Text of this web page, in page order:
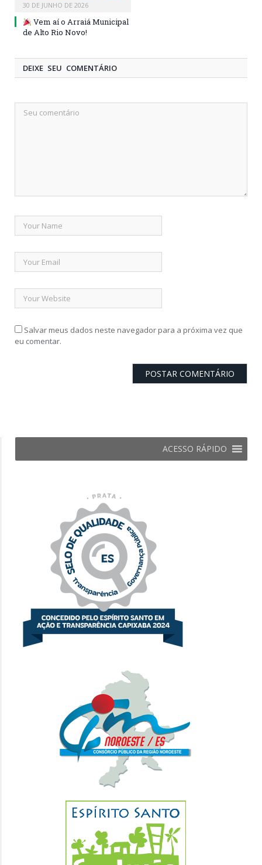
30 DE JUNHO DE 2026
Vem aí o Arraiá Municipal
de Alto Rio Novo!
DEIXE SEU COMENTÁRIO
Salvar meus dados neste navegador para a próxima vez que
eu comentar.
ACESSO RÁPIDO